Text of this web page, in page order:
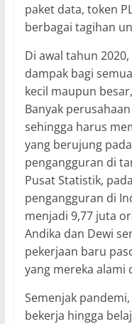
paket data, token
berbagai tagihan
Di awal tahun
dampak bagi
kecil maupun
Banyak
sehingga harus
yang berujung
pengangguran di
Pusat Statistik,
pengangguran di
menjadi 9,77 juta
Andika dan Dewi
pekerjaan baru
yang mereka alami
Semenjak
bekerja hingga